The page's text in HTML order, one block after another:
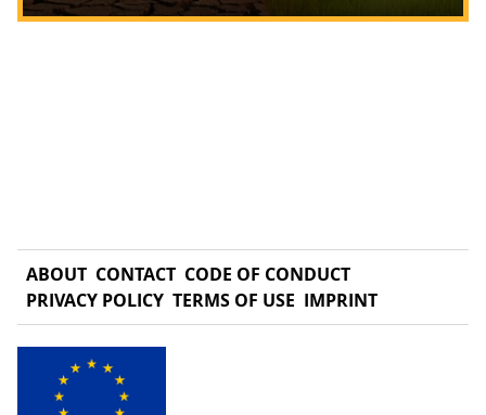
ABOUT CONTACT CODE OF CONDUCT
PRIVACY POLICY TERMS OF USE IMPRINT